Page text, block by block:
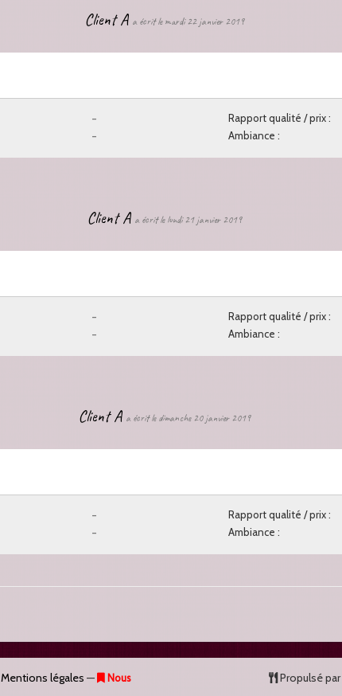
Client A a écrit le mardi 22 janvier 2019
- Rapport qualité / prix :
- Ambiance :
Client A a écrit le lundi 21 janvier 2019
- Rapport qualité / prix :
- Ambiance :
Client A a écrit le dimanche 20 janvier 2019
- Rapport qualité / prix :
- Ambiance :
Mentions légales —
Nous
Propulsé par